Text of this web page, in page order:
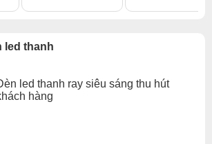
led thanh
led thanh ray siêu sáng thu hút
hàng